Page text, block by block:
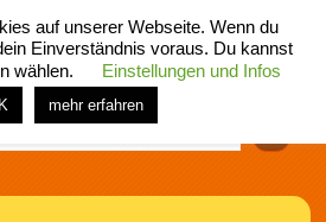
menü
spiel fotos shop
auf unserer Webseite. Wenn du
Einverständnis voraus. Du kannst
wählen.
Einstellungen und Infos
mehr erfahren